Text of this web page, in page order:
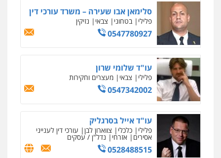
סלימאן אבו שעירה – משרד עורכי דין
פלילי בטחוני צבאי נזיקין
0547780927
עו"ד שלומי שרון
פלילי צבאי מעצרים וחקירות
0547342002
עו"ד אייל בסרגליק
פלילי כלכלי צווארון לבן עורכי דין לענייני
אסירים אזרחי נדל"ן / עסקים
0528488515
0504578527
0522508109
מקצועיים לעורכי דין
מרכז התחלה חדשה